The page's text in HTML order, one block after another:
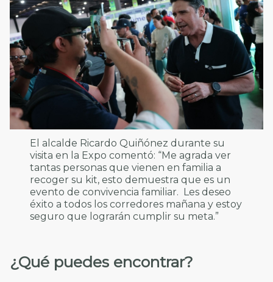
El alcalde Ricardo Quiñónez durante su
visita en la Expo comentó: “Me agrada ver
tantas personas que vienen en familia a
recoger su kit, esto demuestra que es un
evento de convivencia familiar. Les deseo
éxito a todos los corredores mañana y estoy
seguro que lograrán cumplir su meta.”
¿Qué puedes encontrar?